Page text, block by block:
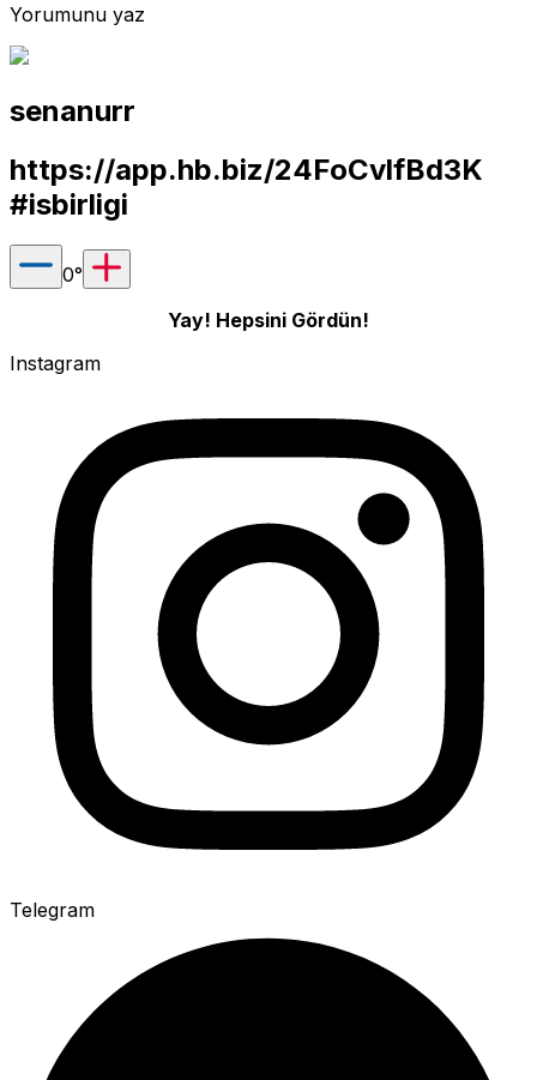
Yorumunu yaz
senanurr
https://app.hb.biz/24FoCvlfBd3K
#isbirligi
0°
Yay! Hepsini Gördün!
Instagram
Telegram